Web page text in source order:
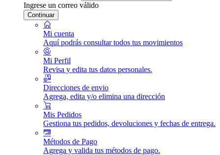
Ingrese un correo válido
Continuar
Mi cuenta
Aquí podrás consultar todos tus movimientos
Mi Perfil
Revisa y edita tus datos personales.
Direcciones de envio
Agrega, edita y/o elimina una dirección
Mis Pedidos
Gestiona tus pedidos, devoluciones y fechas de entrega.
Métodos de Pago
Agrega y valida tus métodos de pago.